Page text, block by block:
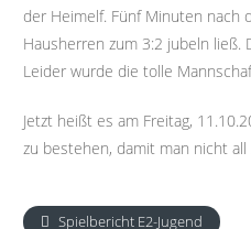
der Heimelf. Fünf Minuten nach
Hausherren zum 3:2 jubeln ließ.
Leider wurde die tolle
Jetzt heißt es am Freitag,
zu bestehen, damit man nicht
Spielbericht E2-Jugend